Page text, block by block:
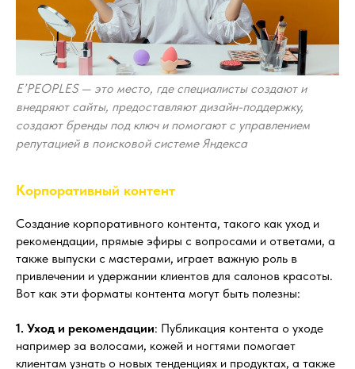
E’PEOPLES — это место, где специалисты создают и
внедряют сайты, предоставляют дизайн-поддержку,
создают бренды под ключ и помогают с управлением
репутацией в поисковой системе Яндекса
Корпоративный контент
Создание корпоративного контента, такого как уход и
рекомендации, прямые эфиры с вопросами и ответами, а
также выпуски с мастерами, играет важную роль в
привлечении и удержании клиентов для салонов красоты.
Вот как эти форматы контента могут быть полезны:
1. Уход и рекомендации: Публикация контента о уходе
например за волосами, кожей и ногтями помогает
клиентам узнать о новых тенденциях и продуктах, а также